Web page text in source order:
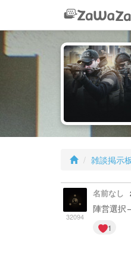
雑談掲示
32094
名前なし
陣営選択
1